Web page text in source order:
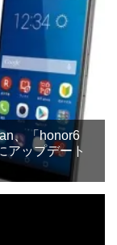
、「honor6
アップデート